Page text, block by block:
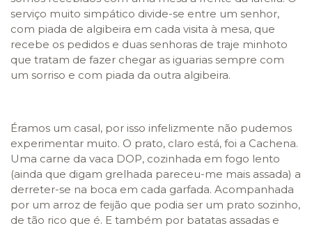
serviço muito simpático divide-se entre um senhor,
com piada de algibeira em cada visita à mesa, que
recebe os pedidos e duas senhoras de traje minhoto
que tratam de fazer chegar as iguarias sempre com
um sorriso e com piada da outra algibeira.
Éramos um casal, por isso infelizmente não pudemos
experimentar muito. O prato, claro está, foi a Cachena.
Uma carne da vaca DOP, cozinhada em fogo lento
(ainda que digam grelhada pareceu-me mais assada) a
derreter-se na boca em cada garfada. Acompanhada
por um arroz de feijão que podia ser um prato sozinho,
de tão rico que é. E também por batatas assadas e